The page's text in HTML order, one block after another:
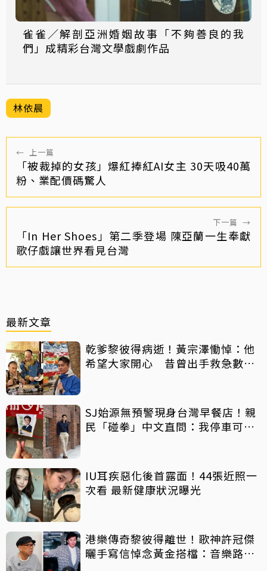
雀雀／解剖亞洲婚姻故事「不夠善良的我
們」成精彩台灣文學戲劇作品
林依晨
← 上一篇
「被裁掉的女孩」爆紅捧紅AI女主 30天吸40萬
粉、業配價碼驚人
下一篇 →
「In Her Shoes」第二季登場 陳亞蘭一生奉獻
歌仔戲讓世界看見台灣
最新文章
乾爹黎彼得病逝！黃宗澤慟悼：他
希望大家開心 昔曾出手救急數十
SJ始源無預警現身台灣早餐店！親
民「碰拳」中文直問：我停車可以
IU耳疾惡化後首露面！44張近照一
次看 最新健康狀況曝光
港樂傳奇黎彼得離世！歌神許冠傑
曬手寫信悼念黃金搭檔：音樂路上